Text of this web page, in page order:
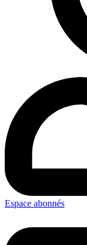
Espace abonnés